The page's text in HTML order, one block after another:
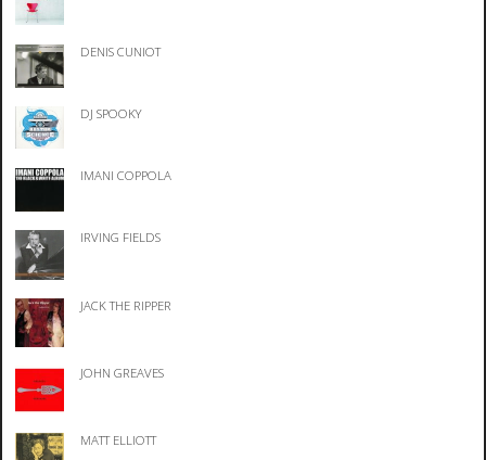
DENIS CUNIOT
DJ SPOOKY
IMANI COPPOLA
IRVING FIELDS
JACK THE RIPPER
JOHN GREAVES
MATT ELLIOTT